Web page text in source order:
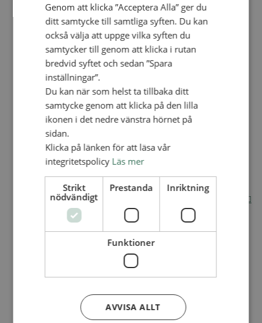
VAD VI GÖR
Våra arbeten
Här finns vi
Nationellt
Nationella avdelningen
Nationella arbetsområden
Våra pionjära satsningar
Engagera dig nationellt
Ekumeniska året 2025
Internationellt
Internationella avdelningen
Utsända och arbeten
Engagera dig internationellt
Missionsinspiratörens verktygslåda
Entreprenörskap, företagande och Guds rike
Kontakt
Kalender
Lediga tjänster
VAD VI GÖR
UTBILDNINGAR
Genom att klicka ”Acceptera Alla” ger du
ditt samtycke till samtliga syften. Du kan
också välja att uppge vilka syften du
samtycker till genom att klicka i rutan
bredvid syftet och sedan ”Spara
inställningar”.
Du kan när som helst ta tillbaka ditt
samtycke genom att klicka på den lilla
ikonen i det nedre vänstra hörnet på
sidan.
Klicka på länken för att läsa vår
integritetspolicy Läs mer
Strikt
nödvändigt
Prestanda Inriktning
Funktioner
AVVISA ALLT